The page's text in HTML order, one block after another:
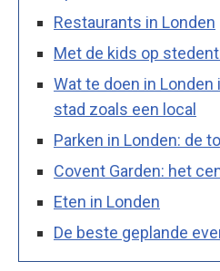
Restaurants in Londen
Met de kids op
Wat te doen in Londen
stad zoals een local
Parken in Londen: de
Covent Garden: het
Eten in Londen
De beste geplande